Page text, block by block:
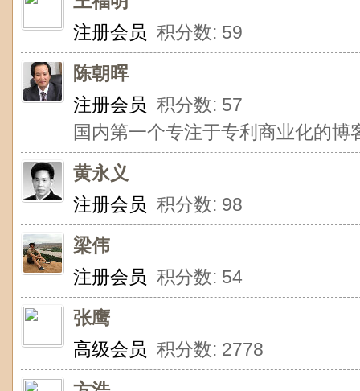
注册会员 积分数: 59
陈朝晖
注册会员 积分数: 57
国内第一个专注于专利商业化的博
黄永义
注册会员 积分数: 98
梁伟
注册会员 积分数: 54
张鹰
高级会员 积分数: 2778